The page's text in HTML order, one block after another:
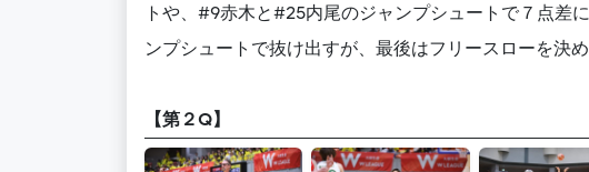
トや、#9赤木と#25内尾のジャンプシュートで７点差
ンプシュートで抜け出すが、最後はフリースローを決
【第２Q】